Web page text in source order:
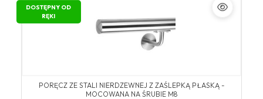
DOSTĘPNY OD
RĘKI
PORĘCZ ZE STALI NIERDZEWNEJ Z ZAŚLEPKĄ PŁASKĄ -
MOCOWANA NA ŚRUBIE M8